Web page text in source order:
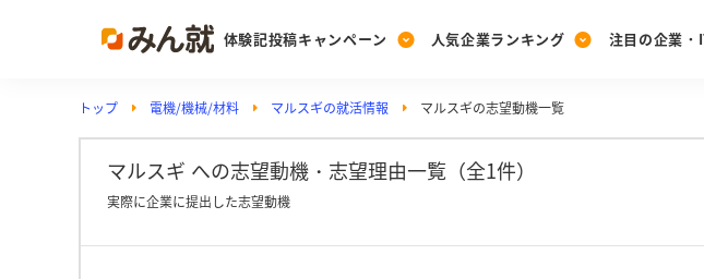
体験記投稿キャンペーン
Post
投稿する
[27卒] 本選考体
人気企業ランキング
Ranking
ランキングを見る
Vote
注目の企業・
PickUp
注目の企業特集
トップ 電機/機械/材料 マルスギの就活情報 マルスギの志望動機一覧
マルスギ への志望動機・志望理由一覧（全1件）
実際に企業に提出した志望動機